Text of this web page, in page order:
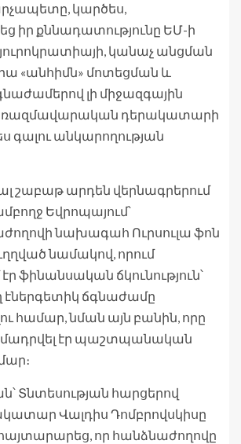
կարծես,
իր քննադատությունը ԵՄ-ի
կանաչ անցման
«անհիմն» մոտեցման և
լի միջազգային
ռազմավարական դերակատարի
գալու անկարողության
շաբաթ արդեն վերնագրերում
Եվրոպայում՝
նախագահ Ուրսուլա ֆոն
նամակով, որում
ֆինանսական ճկունություն՝
էներգետիկ ճգնաժամը
համար, նման այն բանին, որը
էր պաշտպանական
Տնտեսության հարցերով
Վալդիս Դոմբրովսկիսը
հայտարարեց, որ հանձնաժողովը